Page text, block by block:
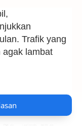
Trafik yang
agak lambat